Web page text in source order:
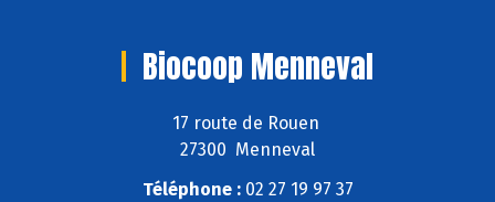
Biocoop Menneval
17 route de Rouen
27300 Menneval
Téléphone :02 27 19 97 37